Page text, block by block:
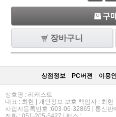
구
장바구니
상점정보 PC버젼 이용
상호명 : 리캐스트
대표 : 최현 | 개인정보 보호 책임자 : 최현
사업자등록번호 :603-06-32865 | 통신